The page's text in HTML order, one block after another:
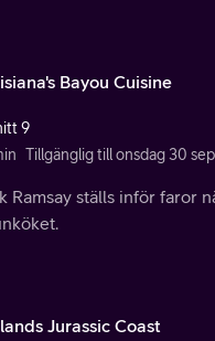
Bayou Cuisine
9
Tillgänglig till onsdag 30
Ramsay ställs inför faror
Jurassic Coast